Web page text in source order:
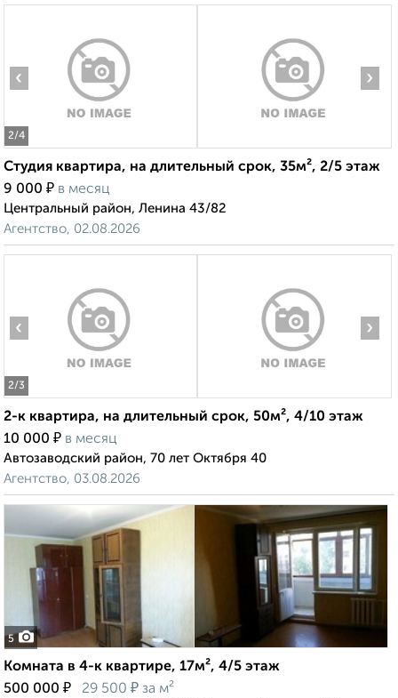
2/4
‹ ›
Студия квартира, на длительный срок, 35м², 2/5 этаж
9 000 ₽ в месяц
Центральный район, Ленина 43/82
Агентство, 02.08.2026
2/3
‹ ›
2-к квартира, на длительный срок, 50м², 4/10 этаж
10 000 ₽ в месяц
Автозаводский район, 70 лет Октября 40
Агентство, 03.08.2026
5
Комната в 4-к квартире, 17м², 4/5 этаж
500 000 ₽ 29 500 ₽ за м²